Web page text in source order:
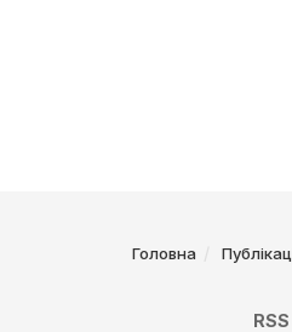
Головна
RSS